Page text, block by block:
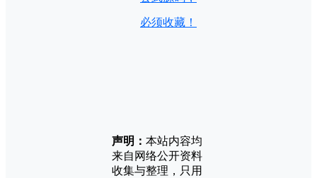
必须收藏！
声明： 本站内容均
来自网络公开资料
收集与整理，只用